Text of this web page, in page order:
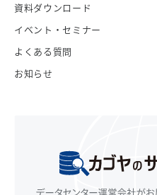
資料ダウンロード
イベント・セミナー
よくある質問
お知らせ